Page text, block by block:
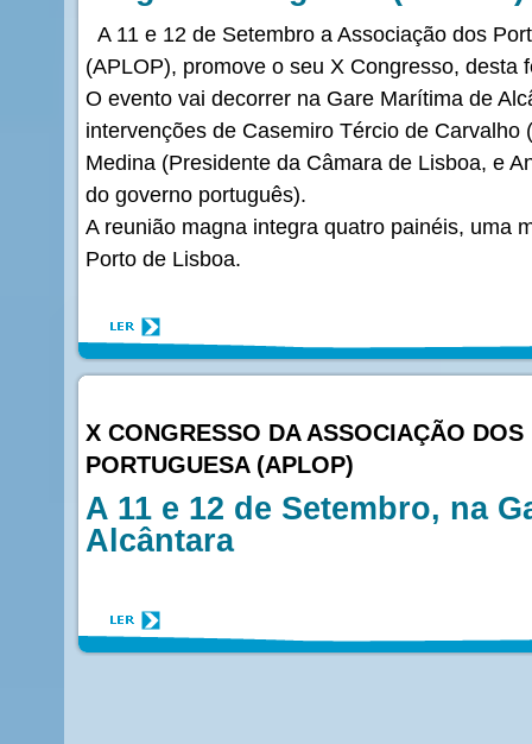
A 11 e 12 de Setembro a Associação dos
(APLOP), promove o seu X Congresso, desta
O evento vai decorrer na Gare Marítima de
intervenções de Casemiro Tércio de
Medina (Presidente da Câmara de Lisboa, e
do governo português).
A reunião magna integra quatro painéis, uma
Porto de Lisboa.
X CONGRESSO DA ASSOCIAÇÃO
PORTUGUESA (APLOP)
A 11 e 12 de Setembro, na
Alcântara